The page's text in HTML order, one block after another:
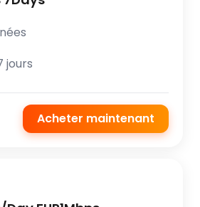
jours
Acheter maintenant